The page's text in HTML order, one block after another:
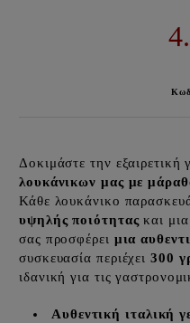
Δοκιμάστε την εξαιρετική
λουκάνικων μας με
Κάθε λουκάνικο
υψηλής ποιότητας και
σας προσφέρει μια
συσκευασία περιέχει 300
ιδανική για τις
Αυθεντική ιταλική